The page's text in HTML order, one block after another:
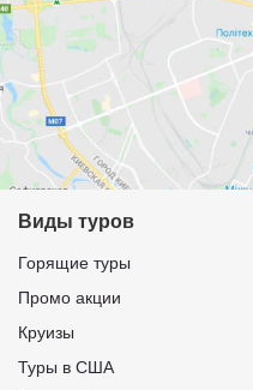
Виды туров
Горящие туры
Промо акции
Круизы
Туры в США